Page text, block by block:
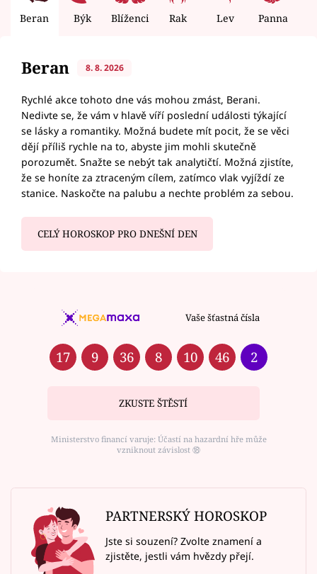
Beran Býk Blíženci Rak Lev Panna
Beran 8. 8. 2026
Rychlé akce tohoto dne vás mohou zmást, Berani.
Nedivte se, že vám v hlavě víří poslední události týkající
se lásky a romantiky. Možná budete mít pocit, že se věci
dějí příliš rychle na to, abyste jim mohli skutečně
porozumět. Snažte se nebýt tak analytičtí. Možná zjistíte,
že se honíte za ztraceným cílem, zatímco vlak vyjíždí ze
stanice. Naskočte na palubu a nechte problém za sebou.
CELÝ HOROSKOP PRO DNEŠNÍ DEN
Vaše šťastná čísla
17 9 36 8 10 46 2
ZKUSTE ŠTĚSTÍ
Ministerstvo financí varuje: Účastí na hazardní hře může
vzniknout závislost ⑱
PARTNERSKÝ HOROSKOP
Jste si souzení? Zvolte znamení a
zjistěte, jestli vám hvězdy přejí.